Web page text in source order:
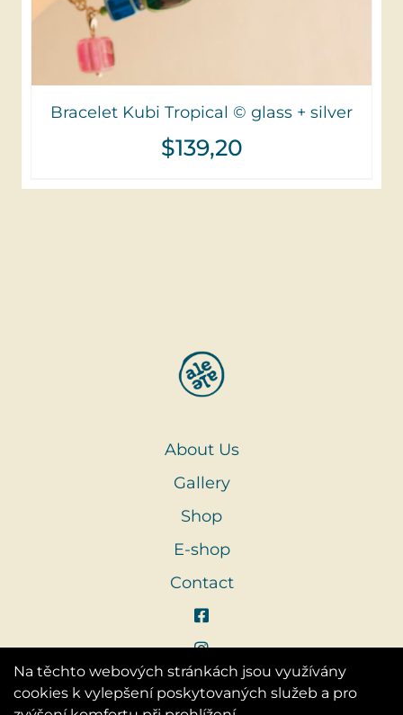
Bracelet Kubi Tropical © glass + silver
$139,20
About Us
Gallery
Shop
E-shop
Contact
Na těchto webových stránkách jsou využívány
cookies k vylepšení poskytovaných služeb a pro